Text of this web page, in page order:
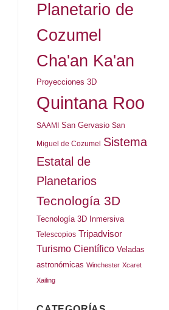
Planetario de
Cozumel
Cha'an Ka'an
Proyecciones 3D
Quintana Roo
SAAMI San Gervasio San
Miguel de Cozumel
Sistema
Estatal de
Planetarios
Tecnología 3D
Tecnología 3D Inmersiva
Telescopios Tripadvisor
Turismo Científico Veladas
astronómicas Winchester Xcaret
Xailing